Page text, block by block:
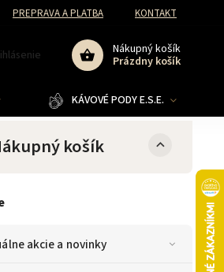
PREPRAVA A PLATBA KONTAKT
Nákupný košík
Prázdny košík
KÁVOVÉ PODY E.S.E.
košík
akcie a novinky